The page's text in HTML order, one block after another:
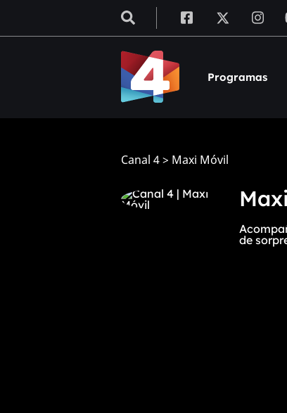
Programas
Canal 4> Maxi Móvil
de